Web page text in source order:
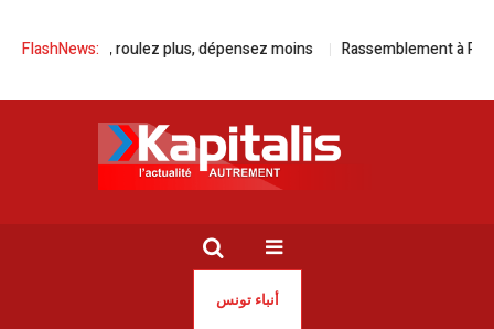
FlashNews:
Avec Kia, roulez plus, dépensez moins Rassemblement à Paris
أنباء تونس